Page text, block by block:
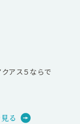
アス５ならで
る